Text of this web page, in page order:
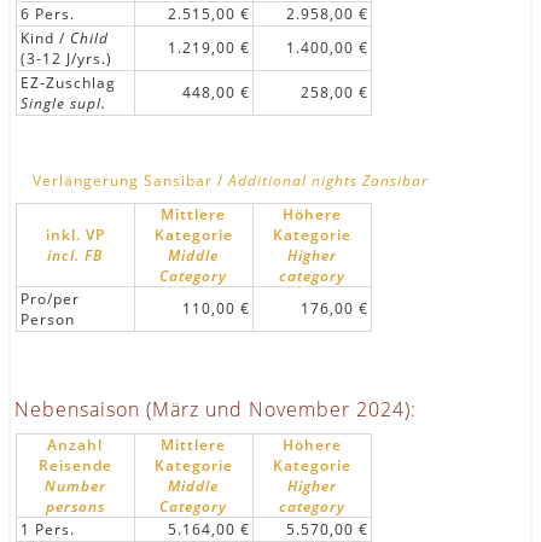
6 Pers.
2.515,00 €
2.958,00 €
Kind / Child
(3-12 J/yrs.)
1.219,00 €
1.400,00 €
EZ-Zuschlag
Single supl.
448,00 € 258,00 €
Verlängerung Sansibar /Additional nights Zansibar
inkl. VP
incl. FB
Mittlere
Kategorie
Middle
Category
Höhere
Kategorie
Higher
category
Pro/per
Person
110,00 € 176,00 €
Nebensaison (März und November 2024):
Anzahl
Reisende
Number
persons
Mittlere
Kategorie
Middle
Category
Höhere
Kategorie
Higher
category
1 Pers.
5.164,00 €
5.570,00 €